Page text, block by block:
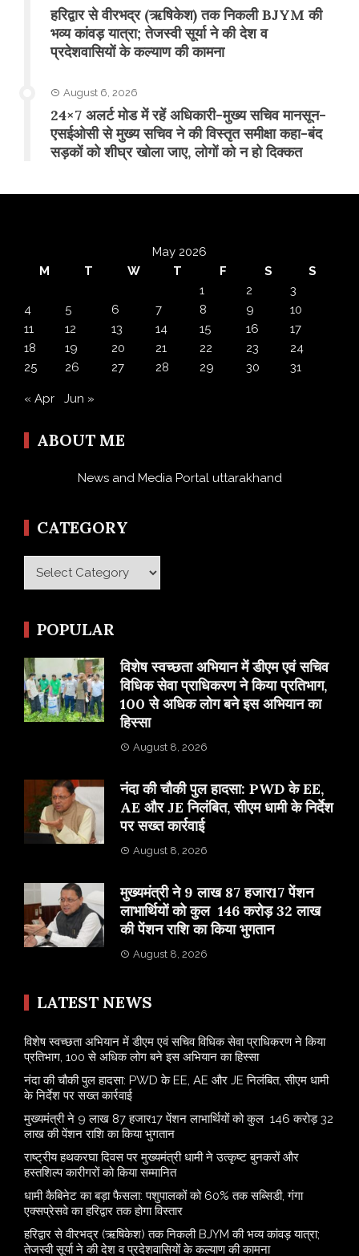
​हरिद्वार से वीरभद्र (ऋषिकेश) तक निकली BJYM की
भव्य कांवड़ यात्रा; तेजस्वी सूर्या ने की देश व
प्रदेशवासियों के कल्याण की कामना
August 6, 2026
24×7 अलर्ट मोड में रहें अधिकारी-मुख्य सचिव मानसून-
एसईओसी से मुख्य सचिव ने की विस्तृत समीक्षा कहा-बंद
सड़कों को शीघ्र खोला जाए, लोगों को न हो दिक्कत
May 2026
M
T W T F S
S
1
2
3
4
5 6 7 8 9
10
11
12 13 14 15 16
17
18
19 20 21 22 23
24
25
26 27 28 29 30 31
« Apr Jun »
ABOUT ME
News and Media Portal uttarakhand
CATEGORY
Category
POPULAR
विशेष स्वच्छता अभियान में डीएम एवं सचिव
विधिक सेवा प्राधिकरण ने किया प्रतिभाग,
100 से अधिक लोग बने इस अभियान का
हिस्सा
August 8, 2026
नंदा की चौकी पुल हादसा: PWD के EE,
AE और JE निलंबित, सीएम धामी के निर्देश
पर सख्त कार्रवाई
August 8, 2026
मुख्यमंत्री ने 9 लाख 87 हजार17 पेंशन
लाभार्थियों को कुल 146 करोड़ 32 लाख
की पेंशन राशि का किया भुगतान
August 8, 2026
LATEST NEWS
विशेष स्वच्छता अभियान में डीएम एवं सचिव विधिक सेवा प्राधिकरण ने किया
प्रतिभाग, 100 से अधिक लोग बने इस अभियान का हिस्सा
नंदा की चौकी पुल हादसा: PWD के EE, AE और JE निलंबित, सीएम धामी
के निर्देश पर सख्त कार्रवाई
मुख्यमंत्री ने 9 लाख 87 हजार17 पेंशन लाभार्थियों को कुल 146 करोड़ 32
लाख की पेंशन राशि का किया भुगतान
राष्ट्रीय हथकरघा दिवस पर मुख्यमंत्री धामी ने उत्कृष्ट बुनकरों और
हस्तशिल्प कारीगरों को किया सम्मानित
​धामी कैबिनेट का बड़ा फैसला: पशुपालकों को 60% तक सब्सिडी, गंगा
एक्सप्रेसवे का हरिद्वार तक होगा विस्तार
​हरिद्वार से वीरभद्र (ऋषिकेश) तक निकली BJYM की भव्य कांवड़ यात्रा;
तेजस्वी सूर्या ने की देश व प्रदेशवासियों के कल्याण की कामना